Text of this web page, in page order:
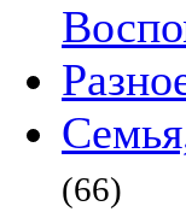
(66)